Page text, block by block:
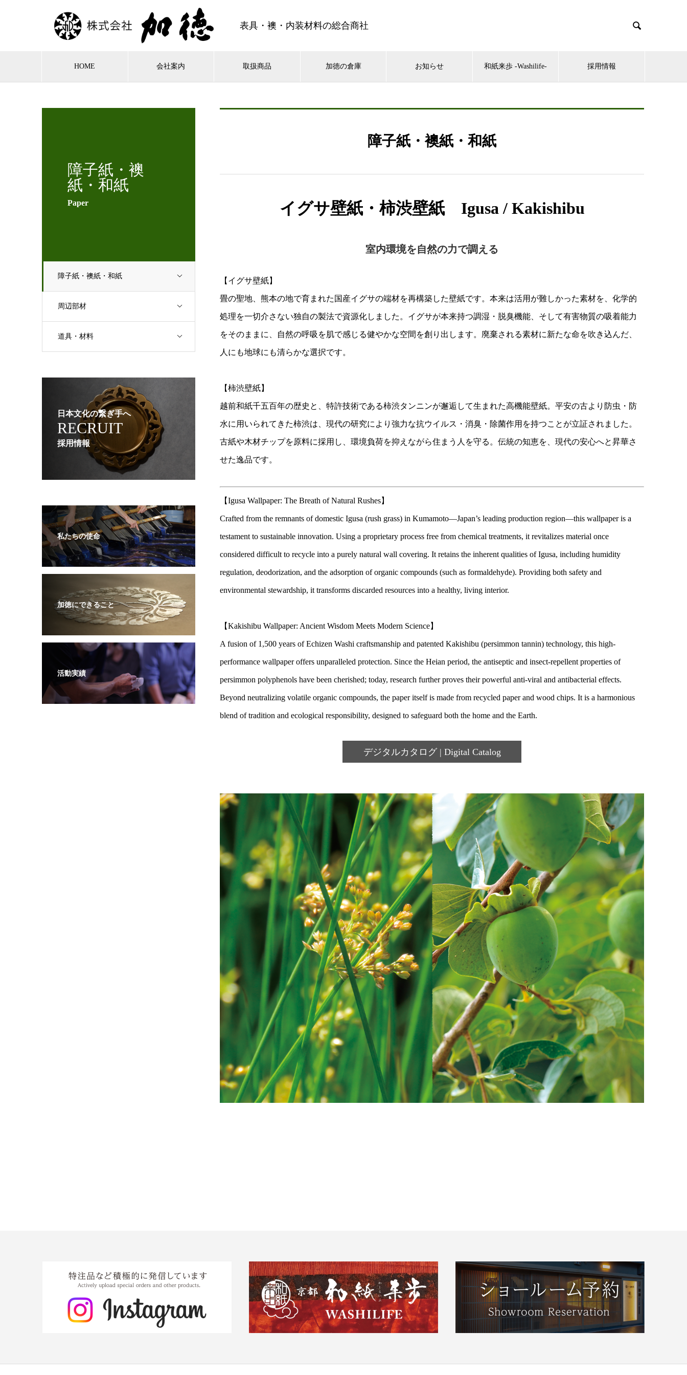
表具・襖・内装材料の総合商社 
HOME 会社案内 取扱商品 加徳の倉庫 お知らせ 和紙来歩 -Washilife- 採用情報
障子紙・襖
紙・和紙
Paper
障子紙・襖紙・和紙
周辺部材
道具・材料
障子紙・襖紙・和紙
イグサ壁紙・柿渋壁紙 Igusa / Kakishibu
室内環境を自然の力で調える
【イグサ壁紙】
畳の聖地、熊本の地で育まれた国産イグサの端材を再構築した壁紙です。本来は活用が難しかった素材を、化学的
処理を一切介さない独自の製法で資源化しました。イグサが本来持つ調湿・脱臭機能、そして有害物質の吸着能力
をそのままに、自然の呼吸を肌で感じる健やかな空間を創り出します。廃棄される素材に新たな命を吹き込んだ、
人にも地球にも清らかな選択です。
【柿渋壁紙】
越前和紙千五百年の歴史と、特許技術である柿渋タンニンが邂逅して生まれた高機能壁紙。平安の古より防虫・防
水に用いられてきた柿渋は、現代の研究により強力な抗ウイルス・消臭・除菌作用を持つことが立証されました。
古紙や木材チップを原料に採用し、環境負荷を抑えながら住まう人を守る。伝統の知恵を、現代の安心へと昇華さ
せた逸品です。
【Igusa Wallpaper: The Breath of Natural Rushes】
Crafted from the remnants of domestic Igusa (rush grass) in Kumamoto—Japan’s leading production region—this wallpaper is a
testament to sustainable innovation. Using a proprietary process free from chemical treatments, it revitalizes material once
considered difficult to recycle into a purely natural wall covering. It retains the inherent qualities of Igusa, including humidity
regulation, deodorization, and the adsorption of organic compounds (such as formaldehyde). Providing both safety and
environmental stewardship, it transforms discarded resources into a healthy, living interior.
【Kakishibu Wallpaper: Ancient Wisdom Meets Modern Science】
A fusion of 1,500 years of Echizen Washi craftsmanship and patented Kakishibu (persimmon tannin) technology, this high-
performance wallpaper offers unparalleled protection. Since the Heian period, the antiseptic and insect-repellent properties of
persimmon polyphenols have been cherished; today, research further proves their powerful anti-viral and antibacterial effects.
Beyond neutralizing volatile organic compounds, the paper itself is made from recycled paper and wood chips. It is a harmonious
blend of tradition and ecological responsibility, designed to safeguard both the home and the Earth.
デジタルカタログ | Digital Catalog
日本文化の繋ぎ手へ
RECRUIT
採用情報
私たちの使命
加徳にできること
活動実績